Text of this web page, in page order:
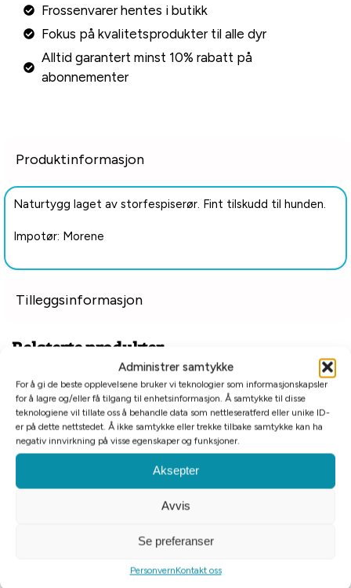
Administrer samtykke
For å gi de beste opplevelsene bruker vi teknologier som informasjonskapsler
for å lagre og/eller få tilgang til enhetsinformasjon. Å samtykke til disse
teknologiene vil tillate oss å behandle data som nettleseratferd eller unike ID-
er på dette nettstedet. Å ikke samtykke eller trekke tilbake samtykke kan ha
negativ innvirkning på visse egenskaper og funksjoner.
Aksepter
Avvis
Se preferanser
PersonvernKontakt oss
Frossenvarer hentes i butikk
Fokus på kvalitetsprodukter til alle dyr
Alltid garantert minst 10% rabatt på
abonnementer
Produktinformasjon
Naturtygg laget av storfespiserør. Fint tilskudd til hunden.
Impotør: Morene
Tilleggsinformasjon
Relaterte produkter
10% kr149